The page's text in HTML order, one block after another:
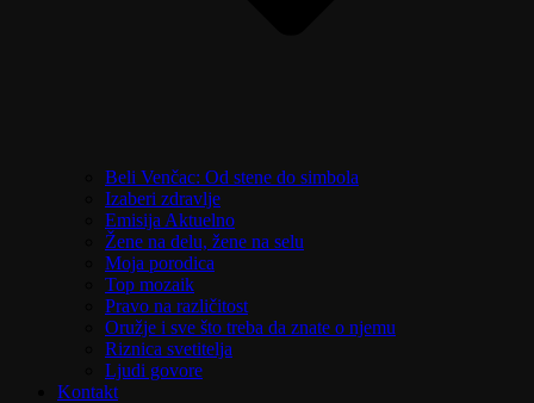
Beli Venčac: Od stene do simbola
Izaberi zdravlje
Emisija Aktuelno
Žene na delu, žene na selu
Moja porodica
Top mozaik
Pravo na različitost
Oružje i sve što treba da znate o njemu
Riznica svetitelja
Ljudi govore
Kontakt